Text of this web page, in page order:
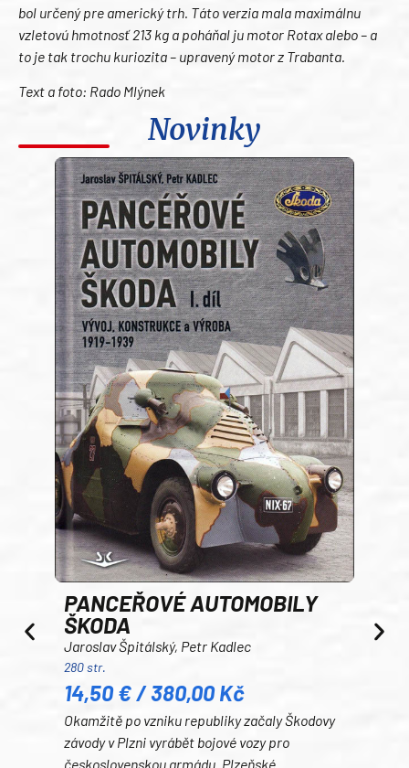
bol určený pre americký trh. Táto verzia mala maximálnu
vzletovú hmotnosť 213 kg a poháňal ju motor Rotax alebo – a
to je tak trochu kuriozita – upravený motor z Trabanta.
Text a foto: Rado Mlýnek
Novinky
PANCEŘOVÉ AUTOMOBILY
ŠKODA
Jaroslav Špitálský, Petr Kadlec
280 str.
14,50 € / 380,00 Kč
Okamžitě po vzniku republiky začaly Škodovy
závody v Plzni vyrábět bojové vozy pro
československou armádu. Plzeňské